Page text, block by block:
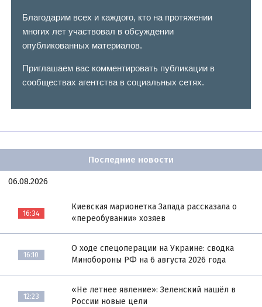
Благодарим всех и каждого, кто на протяжении
многих лет участвовал в обсуждении
опубликованных материалов.
Приглашаем вас комментировать публикации в
сообществах агентства в социальных сетях.
Последние новости
06.08.2026
16:34
Киевская марионетка Запада рассказала о
«переобувании» хозяев
16:10
О ходе спецоперации на Украине: сводка
Минобороны РФ на 6 августа 2026 года
12:23
«Не летнее явление»: Зеленский нашёл в
России новые цели